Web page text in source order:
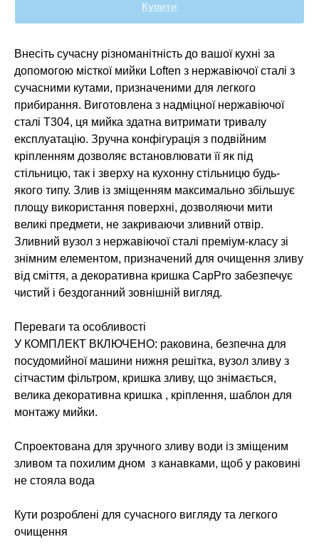
Купити
Внесіть сучасну різноманітність до вашої кухні за
допомогою місткої мийки Loften з нержавіючої сталі з
сучасними кутами, призначеними для легкого
прибирання. Виготовлена ​​з надміцної нержавіючої
сталі T304, ця мийка здатна витримати тривалу
експлуатацію. Зручна конфігурація з подвійним
кріпленням дозволяє встановлювати її як під
стільницю, так і зверху на кухонну стільницю будь-
якого типу. Злив із зміщенням максимально збільшує
площу використання поверхні, дозволяючи мити
великі предмети, не закриваючи зливний отвір.
Зливний вузол з нержавіючої сталі преміум-класу зі
знімним елементом, призначений для очищення зливу
від сміття, а декоративна кришка CapPro забезпечує
чистий і бездоганний зовнішній вигляд.
Переваги та особливості
У КОМПЛЕКТ ВКЛЮЧЕНО: раковина, безпечна для
посудомийної машини нижня решітка, вузол зливу з
сітчастим фільтром, кришка зливу, що знімається,
велика декоративна кришка , кріплення, шаблон для
монтажу мийки.
Спроектована для зручного зливу води із зміщеним
зливом та похилим дном з канавками, щоб у раковині
не стояла вода
Кути розроблені для сучасного вигляду та легкого
очищення